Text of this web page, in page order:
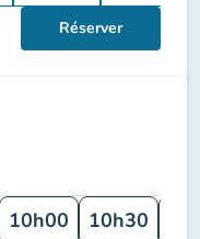
Réserver
10h00 10h30